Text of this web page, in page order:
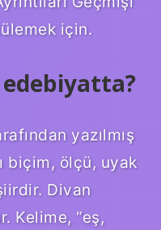
için.
edebiyatta?
yazılmış
biçim, ölçü, uyak
Divan
Kelime, “eş,